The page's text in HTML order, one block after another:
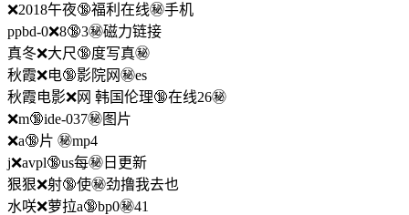
❌2018午夜🔞福利在线㊙️手机
ppbd-0❌8🔞3㊙️磁力链接
真冬❌大尺🔞度写真㊙️
秋霞❌电🔞影院网㊙️es
秋霞电影❌网 韩国伦理🔞在线26㊙️
❌m🔞ide-037㊙️图片
❌a🔞片 ㊙️mp4
j❌avpl🔞us每㊙️日更新
狠狠❌射🔞使㊙️劲撸我去也
水咲❌萝拉a🔞bp0㊙️41